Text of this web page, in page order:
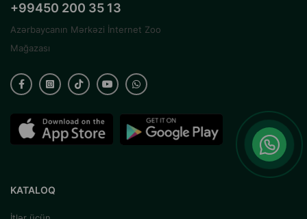
+99450 200 35 13
Azərbaycanın Mərkəzi İnternet Zoo
Mağazası
KATALOQ